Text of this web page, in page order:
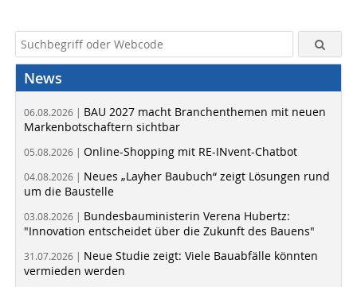
News
06.08.2026 | BAU 2027 macht Branchenthemen mit neuen
Markenbotschaftern sichtbar
05.08.2026 | Online-Shopping mit RE-INvent-Chatbot
04.08.2026 | Neues „Layher Baubuch“ zeigt Lösungen rund
um die Baustelle
03.08.2026 | Bundesbauministerin Verena Hubertz:
"Innovation entscheidet über die Zukunft des Bauens"
31.07.2026 | Neue Studie zeigt: Viele Bauabfälle könnten
vermieden werden